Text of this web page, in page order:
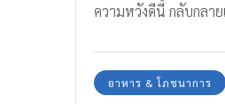
ความหวังดีนี้ กลับกลา
อาหาร & โภชนาการ